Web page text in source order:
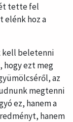
tette fel
elénk hoz a
kell beletenni
hogy ezt meg
az
megtenni
ez, hanem a
hanem